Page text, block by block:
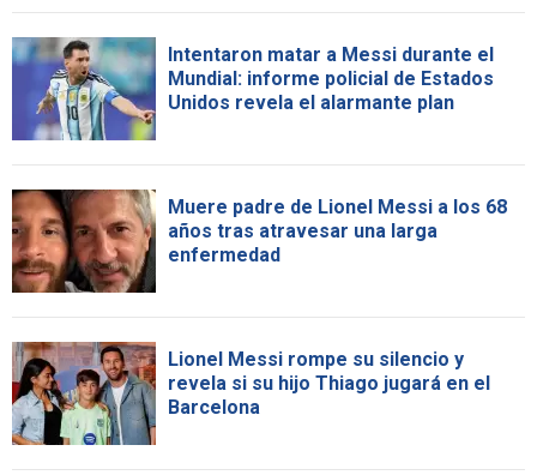
Intentaron matar a Messi durante el
Mundial: informe policial de Estados
Unidos revela el alarmante plan
Muere padre de Lionel Messi a los 68
años tras atravesar una larga
enfermedad
Lionel Messi rompe su silencio y
revela si su hijo Thiago jugará en el
Barcelona